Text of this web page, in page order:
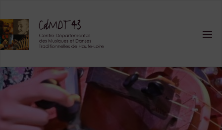
content